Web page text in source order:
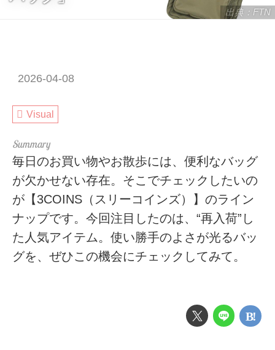
出典：FTN
2026-04-08
Visual
毎日のお買い物やお散歩には、便利なバッグ
が欠かせない存在。そこでチェックしたいの
が【3COINS（スリーコインズ）】のライン
ナップです。今回注目したのは、“再入荷”し
た人気アイテム。使い勝手のよさが光るバッ
グを、ぜひこの機会にチェックしてみて。